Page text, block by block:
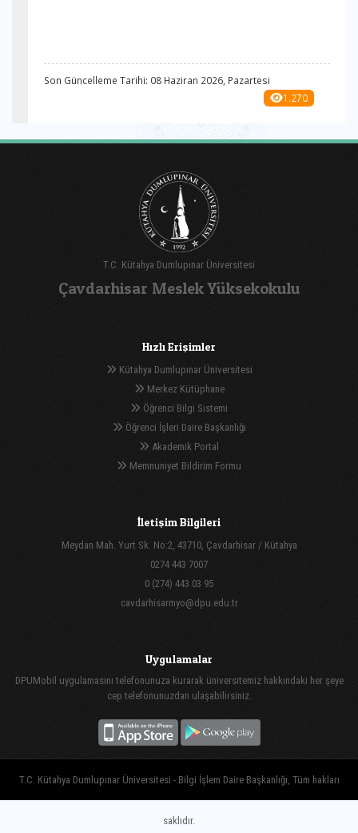
Son Güncelleme Tarihi: 08 Haziran 2026, Pazartesi
1.270
T.C. Kütahya Dumlupınar Üniversitesi
Çavdarhisar Meslek Yüksekokulu
Hızlı Erişimler
Kütahya Dumlupınar Üniversitesi
Merkez Kütüphane
Öğrenci Bilgi Sistemi
Öğrenci İşleri Daire Başkanlığı
Akademik Portal
Memnuniyet Bildirim Formu
İletişim Bilgileri
Meydan Mah. Yurt Sk. No:2, 43710, Çavdarhisar / Kütahya
0274 443 7007
0 (274) 443 03 95
cavdarhisarmyo@dpu.edu.tr
Uygulamalar
DPUMobil uygulamasını telefonunuza kurarak üniversitemiz hakkındaki her şeye
cep telefonunuzdan ulaşabilirsiniz.
T.C. Kütahya Dumlupınar Üniversitesi - Bilgi İşlem Daire Başkanlığı, Tüm hakları
saklıdır.